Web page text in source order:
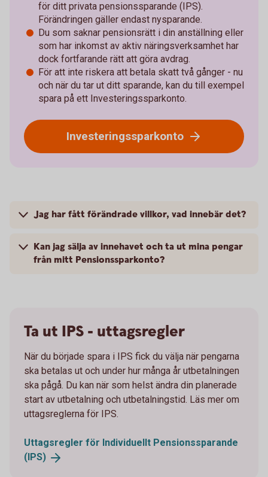
för ditt privata pensionssparande (IPS).
Förändringen gäller endast nysparande.
Du som saknar pensionsrätt i din anställning eller
som har inkomst av aktiv näringsverksamhet har
dock fortfarande rätt att göra avdrag.
För att inte riskera att betala skatt två gånger - nu
och när du tar ut ditt sparande, kan du till exempel
spara på ett Investeringssparkonto.
Investeringssparkonto
Jag har fått förändrade villkor, vad innebär det?
Kan jag sälja av innehavet och ta ut mina pengar
från mitt Pensionssparkonto?
Ta ut IPS - uttagsregler
När du började spara i IPS fick du välja när pengarna
ska betalas ut och under hur många år utbetalningen
ska pågå. Du kan när som helst ändra din planerade
start av utbetalning och utbetalningstid. Läs mer om
uttagsreglerna för IPS.
Uttagsregler för Individuellt Pensionssparande
(IPS)